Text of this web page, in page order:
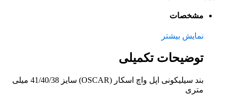
مشخصات
نمایش بیشتر
توضیحات تکمیلی
بند سیلیکونی اپل واچ اسکار (OSCAR) سایز 41/40/38 میلی
متری